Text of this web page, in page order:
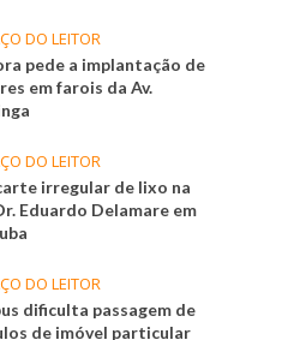
DO LEITOR
pede a implantação de
em farois da Av.
DO LEITOR
irregular de lixo na
Eduardo Delamare em
DO LEITOR
dificulta passagem de
de imóvel particular